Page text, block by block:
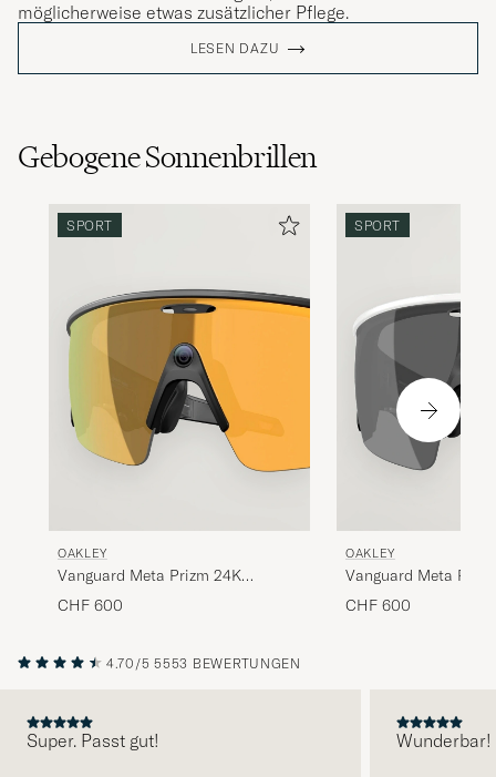
möglicherweise etwas zusätzlicher Pflege.
LESEN DAZU
Gebogene Sonnenbrillen
SPORT
OAKLEY
Vanguard Meta Prizm 24K
Sunglasses Gold
CHF 600
SPORT
OAKLEY
Vanguard Meta
Black
CHF 600
4.70/5 5553 BEWERTUNGEN
Super. Passt gut! Wunderbar!